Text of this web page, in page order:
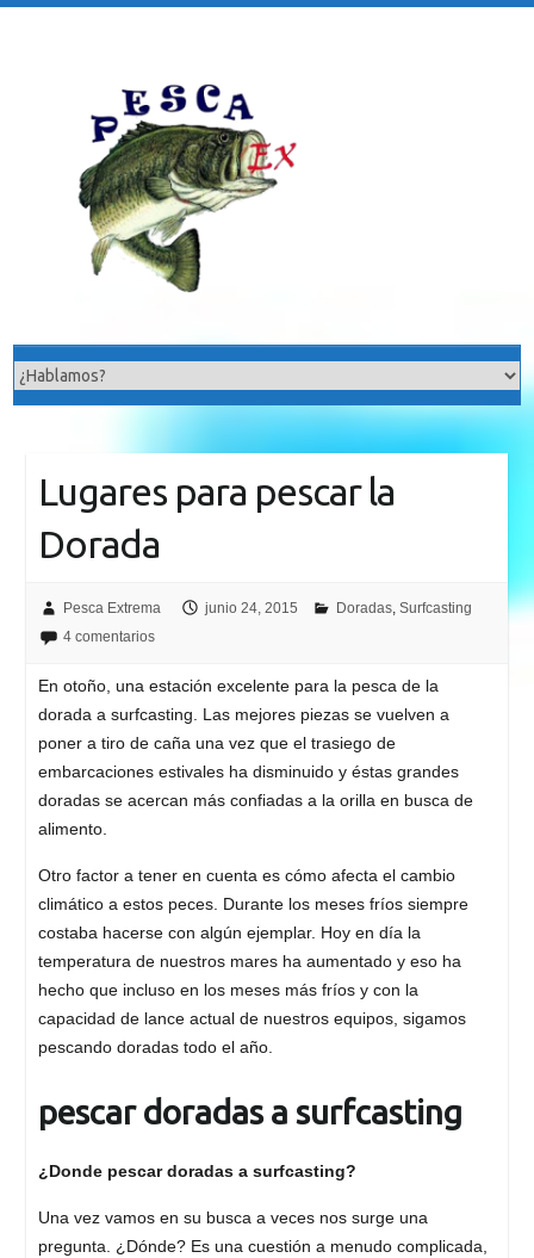
Lugares para pescar la
Dorada
Pesca Extrema junio 24, 2015 Doradas, Surfcasting
4 comentarios
En otoño, una estación excelente para la pesca de la
dorada a surfcasting. Las mejores piezas se vuelven a
poner a tiro de caña una vez que el trasiego de
embarcaciones estivales ha disminuido y éstas grandes
doradas se acercan más confiadas a la orilla en busca de
alimento.
Otro factor a tener en cuenta es cómo afecta el cambio
climático a estos peces. Durante los meses fríos siempre
costaba hacerse con algún ejemplar. Hoy en día la
temperatura de nuestros mares ha aumentado y eso ha
hecho que incluso en los meses más fríos y con la
capacidad de lance actual de nuestros equipos, sigamos
pescando doradas todo el año.
pescar doradas a surfcasting
¿Donde pescar doradas a surfcasting?
Una vez vamos en su busca a veces nos surge una
pregunta. ¿Dónde? Es una cuestión a menudo complicada,